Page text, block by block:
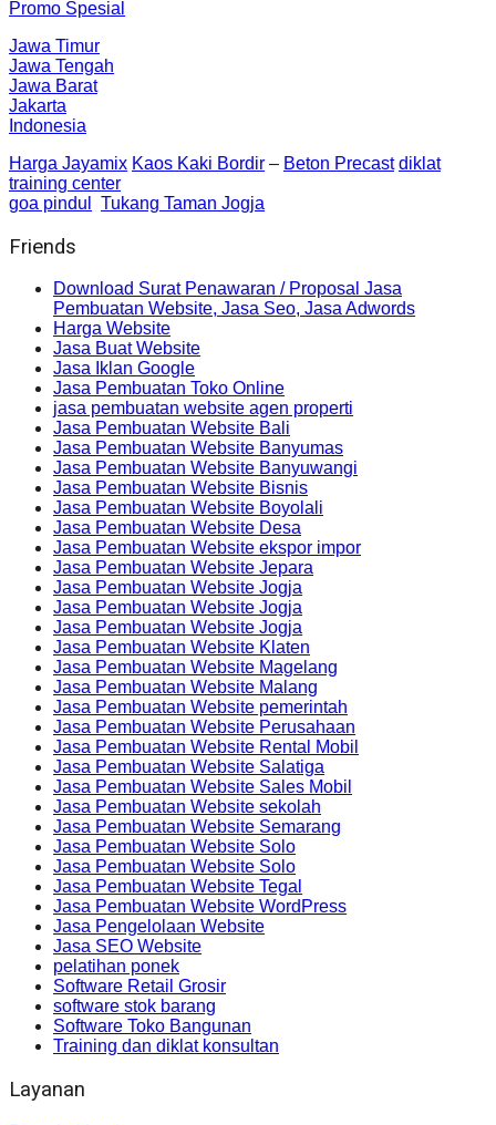
Promo Spesial
Jawa Timur
Jawa Tengah
Jawa Barat
Jakarta
Indonesia
Harga Jayamix Kaos Kaki Bordir – Beton Precast diklat
training center
goa pindul
Tukang Taman Jogja
Friends
Download Surat Penawaran / Proposal Jasa
Pembuatan Website, Jasa Seo, Jasa Adwords
Harga Website
Jasa Buat Website
Jasa Iklan Google
Jasa Pembuatan Toko Online
jasa pembuatan website agen properti
Jasa Pembuatan Website Bali
Jasa Pembuatan Website Banyumas
Jasa Pembuatan Website Banyuwangi
Jasa Pembuatan Website Bisnis
Jasa Pembuatan Website Boyolali
Jasa Pembuatan Website Desa
Jasa Pembuatan Website ekspor impor
Jasa Pembuatan Website Jepara
Jasa Pembuatan Website Jogja
Jasa Pembuatan Website Jogja
Jasa Pembuatan Website Jogja
Jasa Pembuatan Website Klaten
Jasa Pembuatan Website Magelang
Jasa Pembuatan Website Malang
Jasa Pembuatan Website pemerintah
Jasa Pembuatan Website Perusahaan
Jasa Pembuatan Website Rental Mobil
Jasa Pembuatan Website Salatiga
Jasa Pembuatan Website Sales Mobil
Jasa Pembuatan Website sekolah
Jasa Pembuatan Website Semarang
Jasa Pembuatan Website Solo
Jasa Pembuatan Website Solo
Jasa Pembuatan Website Tegal
Jasa Pembuatan Website WordPress
Jasa Pengelolaan Website
Jasa SEO Website
pelatihan ponek
Software Retail Grosir
software stok barang
Software Toko Bangunan
Training dan diklat konsultan
Layanan